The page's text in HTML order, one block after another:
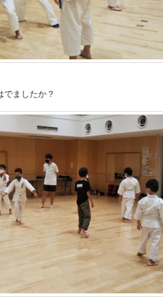
でましたか？